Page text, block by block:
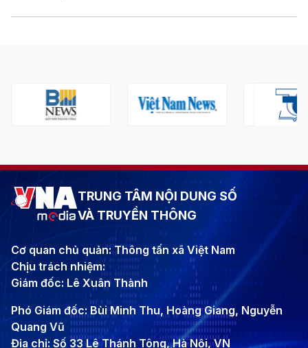
TRUNG TÂM NỘI DUNG SỐ
VÀ TRUYỀN THÔNG
Cơ quan chủ quản: Thông tấn xã Việt Nam
Chịu trách nhiệm:
Giám đốc: Lê Xuân Thành
Phó Giám đốc: Bùi Minh Thu, Hoàng Giang, Nguyễn
Quang Vũ
Địa chỉ: Số 33 Lê Thánh Tông, Hà Nội, VN